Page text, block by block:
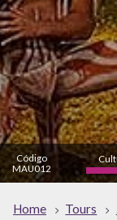
Código
MAU012
alto
Home Tours